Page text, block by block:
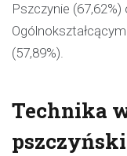
Pszczynie
(57,89%).
Technika